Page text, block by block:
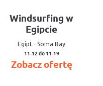
Windsurfing w
Egipcie
Egipt - Soma Bay
11-12 do 11-19
Zobacz ofertę